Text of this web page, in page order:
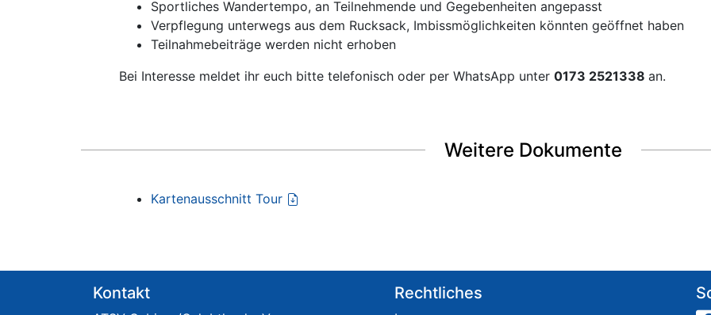
Sportliches Wandertempo, an Teilnehmende und Gegebenheiten angepasst
Verpflegung unterwegs aus dem Rucksack, Imbissmöglichkeiten könnten geöffnet haben
Teilnahmebeiträge werden nicht erhoben
Bei Interesse meldet ihr euch bitte telefonisch oder per WhatsApp unter 0173 2521338 an.
Weitere Dokumente
Kartenausschnitt Tour
Kontakt Rechtliches